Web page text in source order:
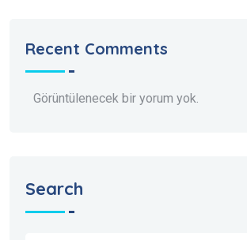
Recent Comments
Görüntülenecek bir yorum yok.
Search